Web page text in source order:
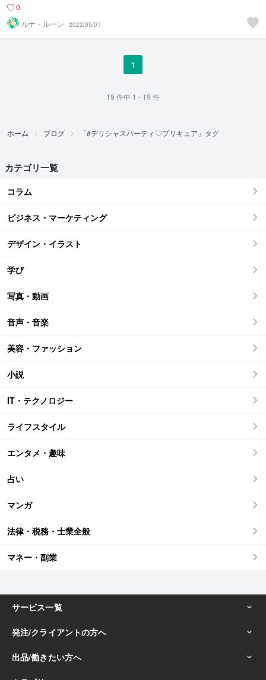
0
ルナ・ルーン
2022/05/07
1
19 件中 1 - 19 件
ホーム ブログ 「#デリシャスパーティ♡プリキュア」タグ
カテゴリ一覧
コラム
ビジネス・マーケティング
デザイン・イラスト
学び
写真・動画
音声・音楽
美容・ファッション
小説
IT・テクノロジー
ライフスタイル
エンタメ・趣味
占い
マンガ
法律・税務・士業全般
マネー・副業